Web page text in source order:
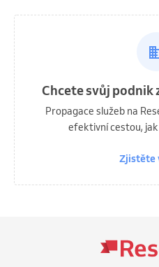
Chcete svůj podnik
Propagace služeb na
efektivní cestou,
Zjistěte